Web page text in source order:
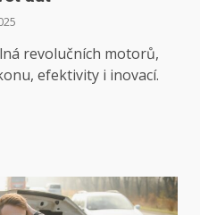
revolučních motorů,
efektivity i inovací.